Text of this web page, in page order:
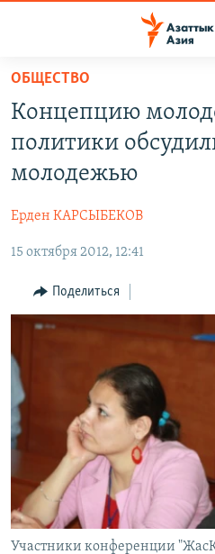
Вернуться
основному
содержанию
главной
навигации
Вернутся
поиску
ТАДЖИКИСТАН
НОВОСТИ
ҚАЗАҚША
КЫРГЫЗЧА
ЎЗБЕКЧА
ТОҶИКӢ
ПОДПИШИТЕСЬ НА НАС В СОЦСЕТЯХ
Все сайты РСЕ/РС
ОБЩЕСТВО
Концепцию
политики
молодежью
Ерден КАРСЫБЕКОВ
15 октября 2012, 12:41
Поделиться
Участники конференции